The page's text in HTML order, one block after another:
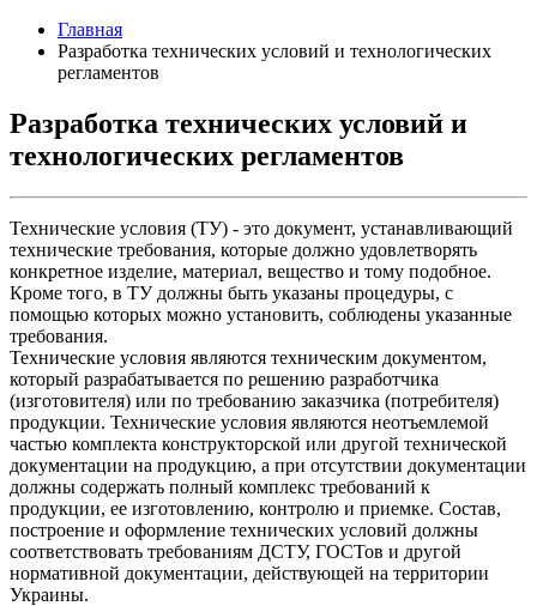
Главная
Разработка технических условий и технологических
регламентов
Разработка технических условий и
технологических регламентов
Технические условия (ТУ) - это документ, устанавливающий
технические требования, которые должно удовлетворять
конкретное изделие, материал, вещество и тому подобное.
Кроме того, в ТУ должны быть указаны процедуры, с
помощью которых можно установить, соблюдены указанные
требования.
Технические условия являются техническим документом,
который разрабатывается по решению разработчика
(изготовителя) или по требованию заказчика (потребителя)
продукции. Технические условия являются неотъемлемой
частью комплекта конструкторской или другой технической
документации на продукцию, а при отсутствии документации
должны содержать полный комплекс требований к
продукции, ее изготовлению, контролю и приемке. Состав,
построение и оформление технических условий должны
соответствовать требованиям ДСТУ, ГОСТов и другой
нормативной документации, действующей на территории
Украины.